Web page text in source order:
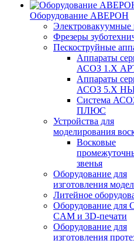
Оборудование АВЕРОН
Электровакуумные
Фрезеры
Пескоструйные
Аппараты
АСОЗ 1.Х
Аппараты
АСОЗ 5.Х
Система
ПЛЮС
Устройства для
моделирования
Восковые
звенья
Оборудование для
изготовления
Литейное
Оборудование для
CAM и 3D-печати
Оборудование для
изготовления